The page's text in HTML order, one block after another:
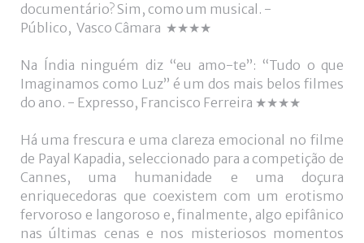
documentário? Sim, como um musical. -
Público, Vasco Câmara ★★★★
Na Índia ninguém diz “eu amo-te”: “Tudo o que
Imaginamos como Luz” é um dos mais belos filmes
do ano. - Expresso, Francisco Ferreira ★★★★
Há uma frescura e uma clareza emocional no filme
de Payal Kapadia, seleccionado para a competição de
Cannes, uma humanidade e uma doçura
enriquecedoras que coexistem com um erotismo
fervoroso e langoroso e, finalmente, algo epifânico
nas últimas cenas e nos misteriosos momentos
with
+